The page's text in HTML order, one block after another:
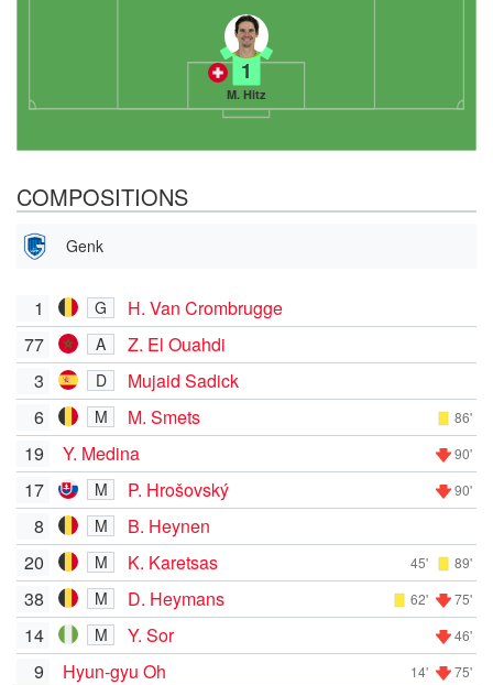
1
M. Hitz
COMPOSITIONS
Genk
1 G
H. Van Crombrugge
77
A
Z. El Ouahdi
3
D
Mujaid Sadick
6
M M. Smets 86'
19 Y. Medina 90'
17 M P. Hrošovský 90'
8 M
B. Heynen
20
M K. Karetsas 45' 89'
38 M D. Heymans 62' 75'
14 M Y. Sor 46'
9 Hyun-gyu Oh 14' 75'